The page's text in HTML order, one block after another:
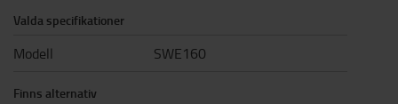
Valda specifikationer
Modell SWE160
Finns alternativ